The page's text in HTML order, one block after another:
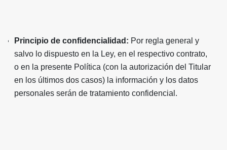
Principio de confidencialidad: Por regla general y
salvo lo dispuesto en la Ley, en el respectivo contrato,
o en la presente Política (con la autorización del Titular
en los últimos dos casos) la información y los datos
personales serán de tratamiento confidencial.